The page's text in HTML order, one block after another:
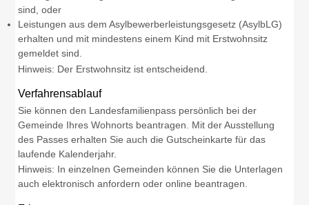
sind, oder
Leistungen aus dem Asylbewerberleistungsgesetz (AsylbLG)
erhalten und mit mindestens einem Kind mit Erstwohnsitz
gemeldet sind.
Hinweis: Der Erstwohnsitz ist entscheidend.
Verfahrensablauf
Sie können den Landesfamilienpass persönlich bei der
Gemeinde Ihres Wohnorts beantragen. Mit der Ausstellung
des Passes erhalten Sie auch die Gutscheinkarte für das
laufende Kalenderjahr.
Hinweis: In einzelnen Gemeinden können Sie die Unterlagen
auch elektronisch anfordern oder online beantragen.